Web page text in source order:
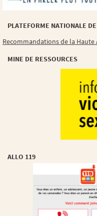
PLATEFORME NATIONALE
Recommandations de la
MINE DE RESSOURCES
ALLO 119